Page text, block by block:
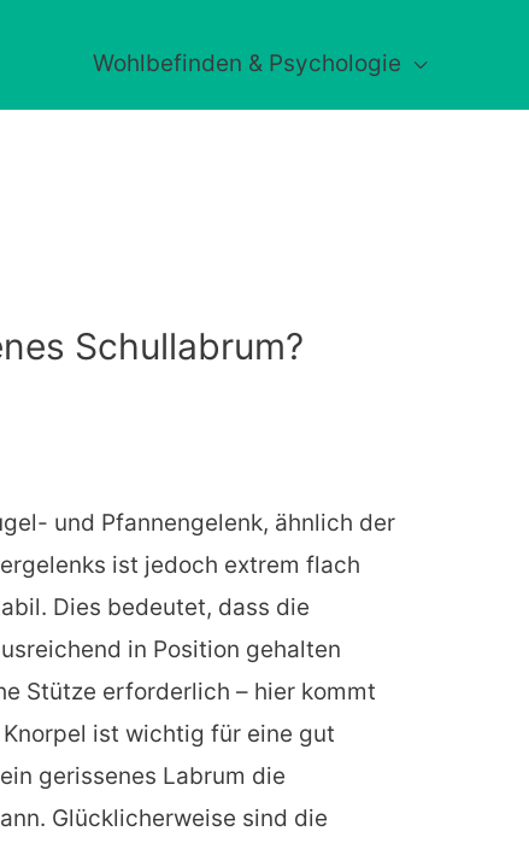
Wohlbefinden & Psychologie
Schullabrum?
und Pfannengelenk, ähnlich der
ist jedoch extrem flach
Dies bedeutet, dass die
in Position gehalten
Stütze erforderlich – hier kommt
ist wichtig für eine gut
gerissenes Labrum die
Glücklicherweise sind die